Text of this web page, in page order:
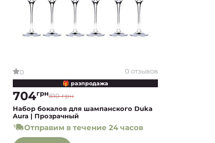
0 0 отзывов
🎁 разпродажа
810 грн
704грн
Набор бокалов для шампанского Duka
Aura | Прозрачный
Отправим в течение 24 часов